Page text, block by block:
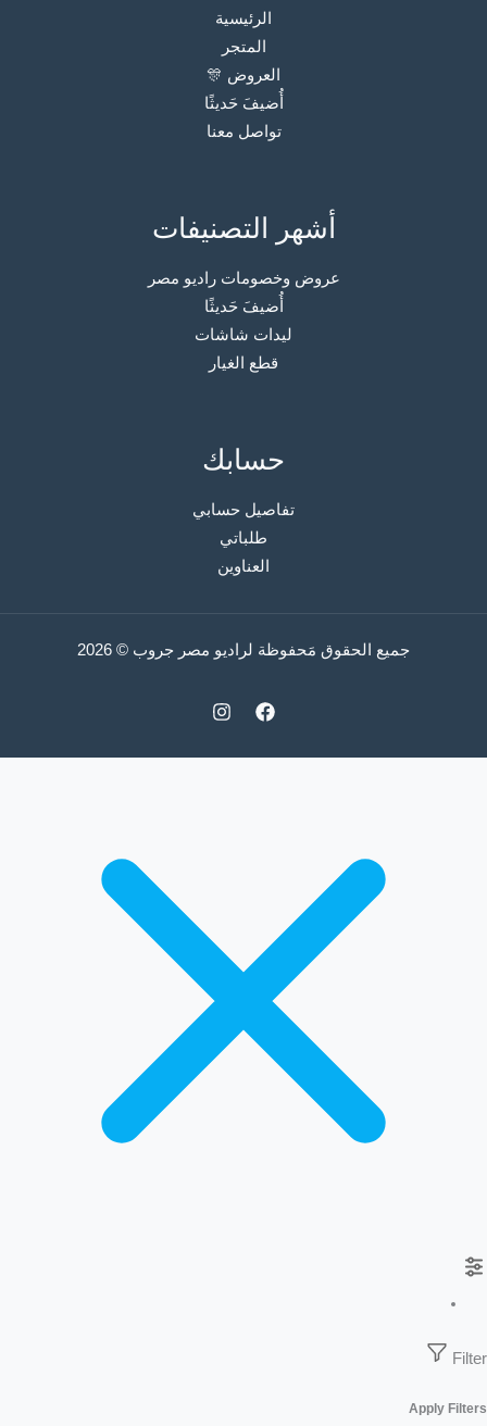
الرئيسية
المتجر
العروض 🎊
أُضيفَ حَديثًا
تواصل معنا
أشهر التصنيفات
عروض وخصومات راديو مصر
أُضيفَ حَديثًا
ليدات شاشات
قطع الغيار
حسابك
تفاصيل حسابي
طلباتي
العناوين
جميع الحقوق مَحفوظة لراديو مصر جروب © 2026
Filter
Apply Filters